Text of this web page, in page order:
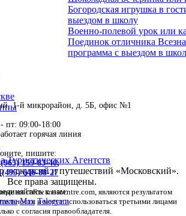
Богородская игрушка в
выездом в школу
Военно-полевой урок или
Поединок отличника
программа с выездом в
1-й микрорайон, д. 5Б, офис №1
пт: 09:00-18:00
горячая линия
пишите:
159-83-40,
(495) 646-88-27
к нам:
Max Telegram
экскурсий и путешествий «Московский».
Все права защищены.
на сайте moscentre.com, являются результатом
и могут использоваться третьими лицами
с согласия правообладателя.